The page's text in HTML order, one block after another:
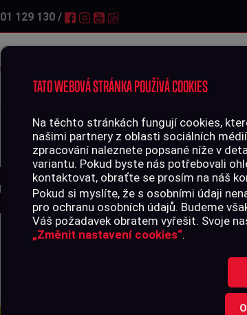
TATO WEBOVÁ STRÁNKA POUŽÍVÁ COOKIES
Na těchto stránkách fungují cookies,
našimi partnery z oblasti sociálních
zpracování naleznete popsané níže v
variantu. Pokud byste nás potřebovali
kontaktovat, obraťte se prosím na náš
Pokud si myslíte, že s osobními údaji
pro ochranu osobních údajů. Budeme
Váš požadavek obratem vyřešit. Svoje
„Změnit nastavení cookies“.
129 130 /
STŘELIVO
>Doplňky AR-15 >Bazpečnostní vlaječka